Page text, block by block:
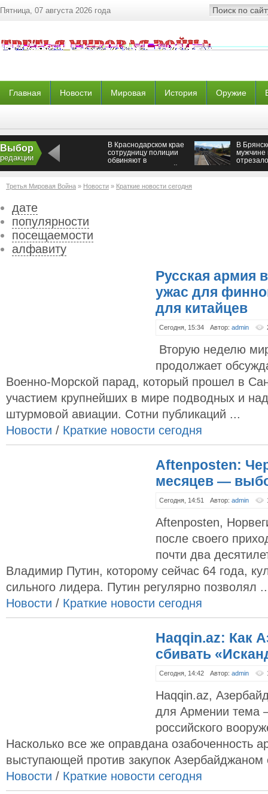
Пятница, 07 августа 2026 года
Главная Новости Мировая История Оружие
Выбор
редакции
В Краснодарском крае
сотрудницу полиции
обвиняют в
В
мужчине
Третья Мировая Война » Новости » Краткие новости сегодня
дате
популярности
посещаемости
алфавиту
Русская
ужас для
для китайцев
Сегодня, 15:34 Автор: admin
Вторую неделю
продолжает
Военно-Морской парад, который прошел в
участием крупнейших в мире подводных и
штурмовой авиации. Сотни публикаций ...
Новости / Краткие новости сегодня
Aftenposten:
месяцев —
Сегодня, 14:51 Автор: admin
Aftenposten,
после своего
почти два
Владимир Путин, которому сейчас 64 года,
сильного лидера. Путин регулярно позволял
Новости / Краткие новости сегодня
Haqqin.az: Как
сбивать
Сегодня, 14:42 Автор: admin
Haqqin.az,
для Армении тема
российского
Насколько все же оправдана озабоченность
выступающей против закупок Азербайджаном
Новости / Краткие новости сегодня